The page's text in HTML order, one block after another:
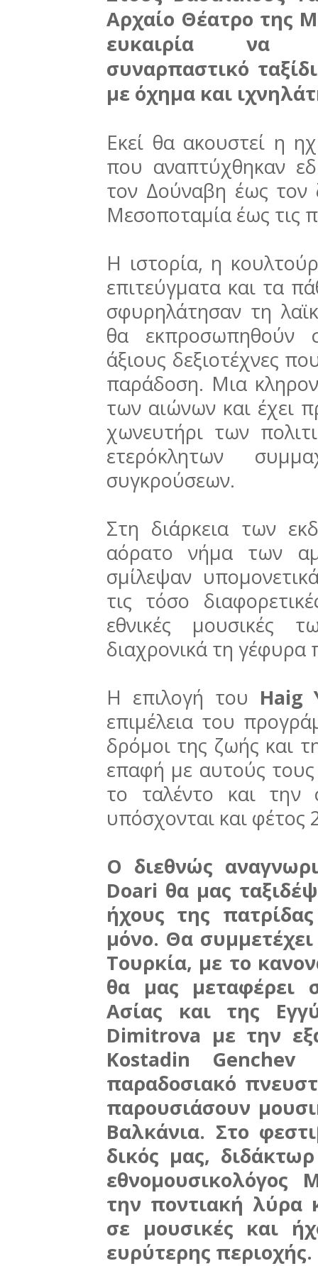
Αρχαίο Θέατρο της
ευκαιρία να
συναρπαστικό
με όχημα και
Εκεί θα ακουστεί η
που αναπτύχθηκαν
τον Δούναβη έως τον
Μεσοποταμία έως τις
Η ιστορία, η
επιτεύγματα και τα
σφυρηλάτησαν τη
θα εκπροσωπηθούν
άξιους δεξιοτέχνες
παράδοση. Μια
των αιώνων και έχει
χωνευτήρι των
ετερόκλητων
συγκρούσεων.
Στη διάρκεια των
αόρατο νήμα των
σμίλεψαν
τις τόσο
εθνικές μουσικές
διαχρονικά τη
Η επιλογή του Ηaig
επιμέλεια του
δρόμοι της ζωής και
επαφή με αυτούς
το ταλέντο και την
υπόσχονται και φέτος
Ο διεθνώς
Doari θα μας
ήχους της
μόνο. Θα
Τουρκία, με το
θα μας μεταφέρει
Ασίας και της
Dimitrova με την
Kostadin
παραδοσιακό
παρουσιάσουν
Βαλκάνια. Στο
δικός μας,
εθνομουσικολόγος
την ποντιακή λύρα
σε μουσικές και
ευρύτερης περιοχής.